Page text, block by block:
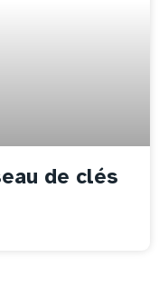
de clés